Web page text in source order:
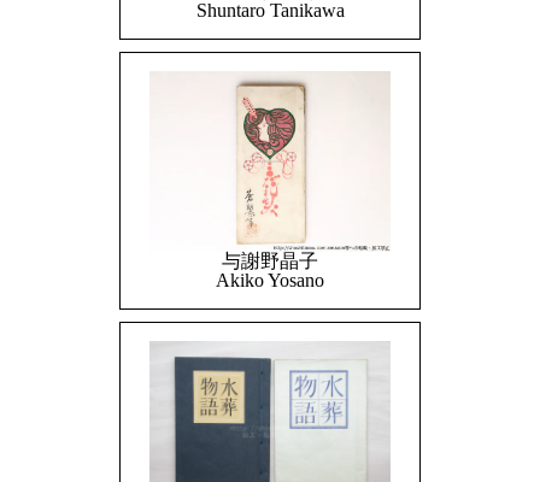
Shuntaro Tanikawa
与謝野晶子
Akiko Yosano